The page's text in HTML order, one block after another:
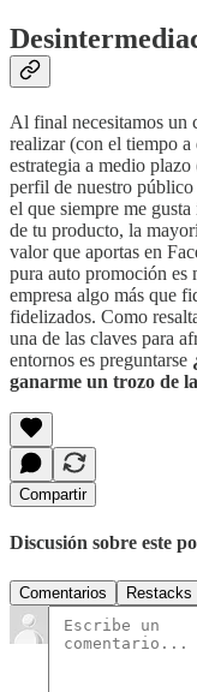
Al final necesitamos un
realizar (con el tiempo
estrategia a medio
perfil de nuestro
el que siempre me
de tu producto, la
valor que aportas en
pura auto promoción
empresa algo más que
fidelizados. Como
una de las claves para
entornos es preguntarse
ganarme un trozo de
Compartir
Discusión sobre este
Comentarios Restacks